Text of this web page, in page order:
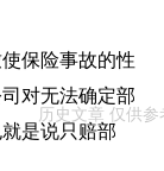
保险事故的性
对无法确定部
是说只赔部